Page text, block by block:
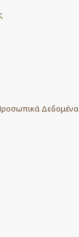
Δεδομένα